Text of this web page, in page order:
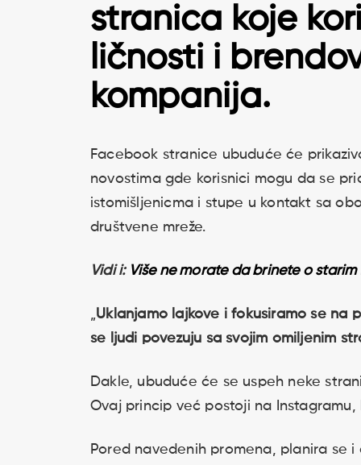
stranica koje
ličnosti i
kompanija.
Facebook stranice ubuduće će
novostima gde korisnici mogu da se
istomišljenicma i stupe u kontakt sa
društvene mreže.
Vidi i: Više ne morate da brinete o
„Uklanjamo lajkove i fokusiramo se na
se ljudi povezuju sa svojim omiljenim
Dakle, ubuduće će se uspeh neke
Ovaj princip već postoji na
Pored navedenih promena, planira se i